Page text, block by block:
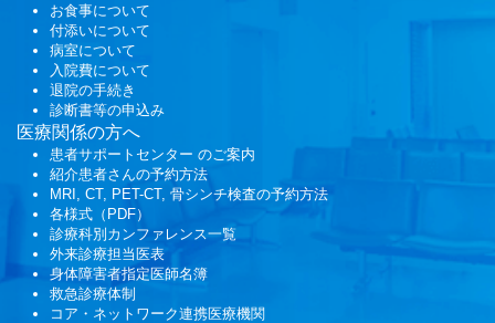
お食事について
付添いについて
病室について
入院費について
退院の手続き
診断書等の申込み
医療関係の方へ
患者サポートセンター のご案内
紹介患者さんの予約方法
MRI, CT, PET-CT, 骨シンチ検査の予約方法
各様式（PDF）
診療科別カンファレンス一覧
外来診療担当医表
身体障害者指定医師名簿
救急診療体制
コア・ネットワーク連携医療機関